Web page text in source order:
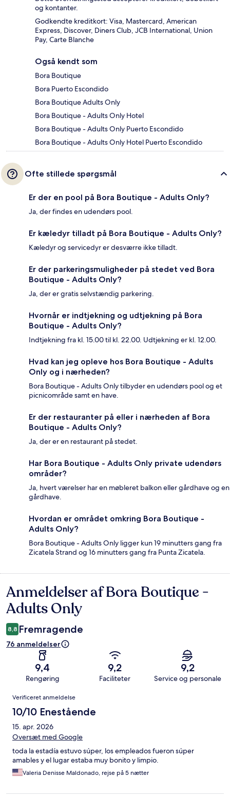
og kontanter.
Godkendte kreditkort: Visa, Mastercard, American
Express, Discover, Diners Club, JCB International, Union
Pay, Carte Blanche
Også kendt som
Bora Boutique
Bora Puerto Escondido
Bora Boutique Adults Only
Bora Boutique - Adults Only Hotel
Bora Boutique - Adults Only Puerto Escondido
Bora Boutique - Adults Only Hotel Puerto Escondido
Ofte stillede spørgsmål
Er der en pool på Bora Boutique - Adults Only?
Ja, der findes en udendørs pool.
Er kæledyr tilladt på Bora Boutique - Adults Only?
Kæledyr og servicedyr er desværre ikke tilladt.
Er der parkeringsmuligheder på stedet ved Bora
Boutique - Adults Only?
Ja, der er gratis selvstændig parkering.
Hvornår er indtjekning og udtjekning på Bora
Boutique - Adults Only?
Indtjekning fra kl. 15.00 til kl. 22.00. Udtjekning er kl. 12.00.
Hvad kan jeg opleve hos Bora Boutique - Adults
Only og i nærheden?
Bora Boutique - Adults Only tilbyder en udendørs pool og et
picnicområde samt en have.
Er der restauranter på eller i nærheden af Bora
Boutique - Adults Only?
Ja, der er en restaurant på stedet.
Har Bora Boutique - Adults Only private udendørs
områder?
Ja, hvert værelser har en møbleret balkon eller gårdhave og en
gårdhave.
Hvordan er området omkring Bora Boutique -
Adults Only?
Bora Boutique - Adults Only ligger kun 19 minutters gang fra
Zicatela Strand og 16 minutters gang fra Punta Zicatela.
Anmeldelser
Anmeldelser af Bora Boutique -
Adults Only
8,8 Fremragende
76 anmeldelser
9,4
Rengøring
9,2
Faciliteter
9,2
Service og personale
Anmeldelser
Verificeret anmeldelse
10/10 Enestående
15. apr. 2026
Oversæt med Google
toda la estadía estuvo súper, los empleados fueron súper
amables y el lugar estaba muy bonito y limpio.
Valeria Denisse Maldonado, rejse på 5 nætter